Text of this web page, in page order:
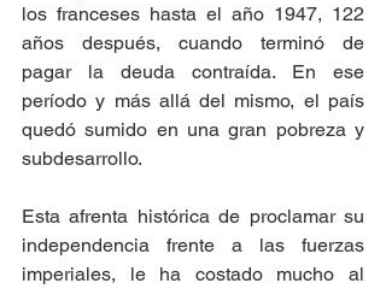
los franceses hasta el año 1947, 122
años después, cuando terminó de
pagar la deuda contraída. En ese
período y más allá del mismo, el país
quedó sumido en una gran pobreza y
subdesarrollo.
Esta afrenta histórica de proclamar su
independencia frente a las fuerzas
imperiales, le ha costado mucho al